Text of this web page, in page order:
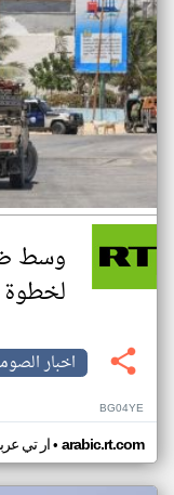
وسط
لخطوة
اخبار
BG04YE
ار تي• arabic.rt.com